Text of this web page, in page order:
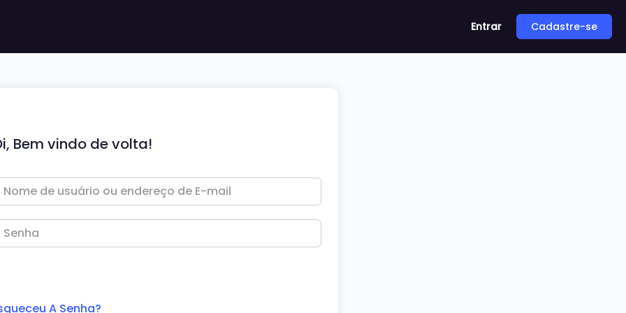
Entrar Cadastre-se
Bem vindo de volta!
A Senha?